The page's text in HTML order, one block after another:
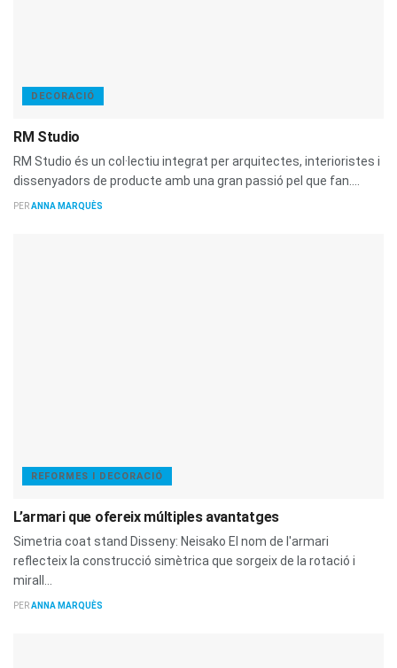
DECORACIÓ
RM Studio
RM Studio és un col·lectiu integrat per arquitectes, interioristes i
dissenyadors de producte amb una gran passió pel que fan....
PERANNA MARQUÈS
REFORMES I DECORACIÓ
L’armari que ofereix múltiples avantatges
Simetria coat stand Disseny: Neisako El nom de l'armari
reflecteix la construcció simètrica que sorgeix de la rotació i
mirall...
PERANNA MARQUÈS